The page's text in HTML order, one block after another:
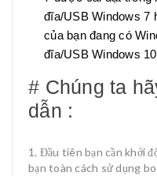
đĩa/USB Windows 7
của bạn đang có
đĩa/USB Windows
# Chúng ta
dẫn :
Đầu tiên bạn cần khởi
bạn toàn cách sử dụng